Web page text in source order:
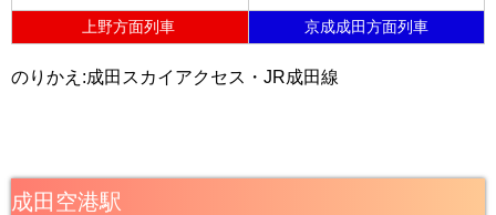
上野方面列車 京成成田方面列車
のりかえ:成田スカイアクセス・JR成田線
成田空港駅